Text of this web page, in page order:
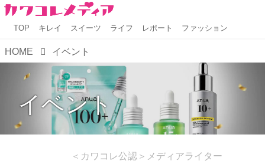
TOP キレイ スイーツ ライフ レポート ファッション
HOME イベント
イベント
＜カワコレ公認＞メディアライター